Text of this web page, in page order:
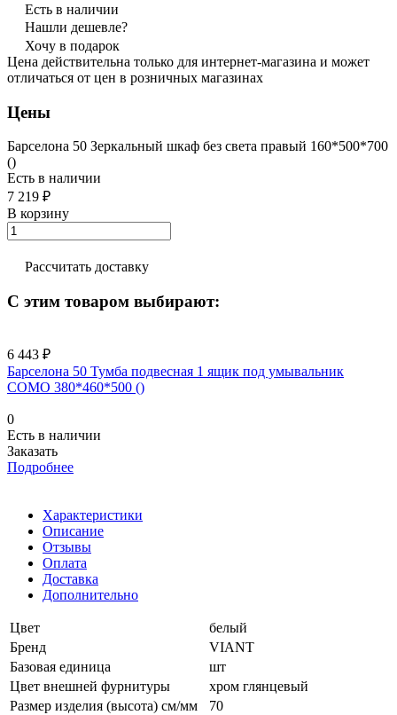
Есть в наличии
Нашли дешевле?
Хочу в подарок
Цена действительна только для интернет-магазина и может
отличаться от цен в розничных магазинах
Цены
Барселона 50 Зеркальный шкаф без света правый 160*500*700
()
Есть в наличии
7 219 ₽
В корзину
Рассчитать доставку
С этим товаром выбирают:
6 443 ₽
Барселона 50 Тумба подвесная 1 ящик под умывальник
COMO 380*460*500 ()
0
Есть в наличии
Заказать
Подробнее
Характеристики
Описание
Отзывы
Оплата
Доставка
Дополнительно
Цвет
белый
Бренд
VIANT
Базовая единица
шт
Цвет внешней фурнитуры
хром глянцевый
Размер изделия (высота) см/мм
70